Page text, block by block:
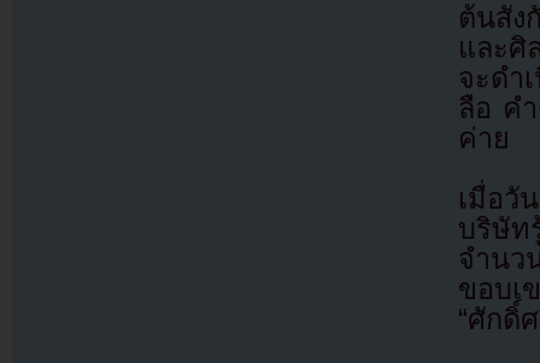
ต้นสัง
และศิ
จะดำ
ลือ ค
ค่าย
เมื่อวั
บริษัท
จำน
ขอบเ
“ศักดิ์